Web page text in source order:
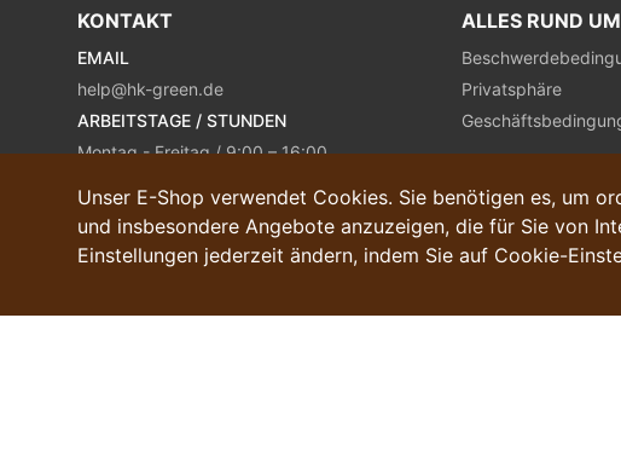
KONTAKT
EMAIL
help@hk-green.de
ARBEITSTAGE / STUNDEN
Montag - Freitag / 9:00 – 16:00
ALLES RUND
Privatsphäre
Unser E-Shop verwendet Cookies. Sie benötigen es, um
und insbesondere Angebote anzuzeigen, die für Sie von
Einstellungen jederzeit ändern, indem Sie auf Cookie-